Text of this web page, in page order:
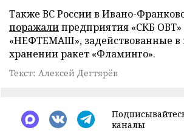
Также ВС России в Ивано-
поражалипредприятия «СКБ ОВТ»
«НЕФТЕМАШ», задействованные в
хранении ракет «Фламинго».
Текст: Алексей Дегтярёв
каналы